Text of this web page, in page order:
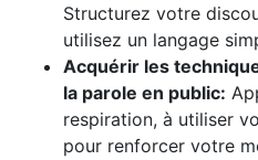
Structurez votre
utilisez un langage
Acquérir les
la parole en public:
respiration, à utiliser
pour renforcer votre